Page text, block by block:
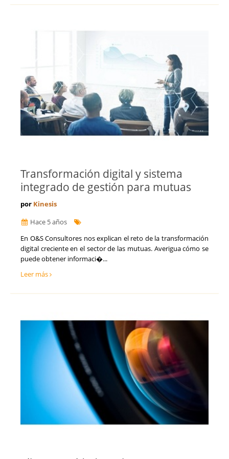
Transformación digital y sistema
integrado de gestión para mutuas
por Kinesis
Hace 5 años
En O&S Consultores nos explican el reto de la transformación
digital creciente en el sector de las mutuas. Averigua cómo se
puede obtener informaci�...
Leer más